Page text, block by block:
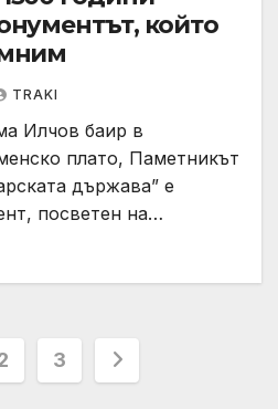
който
TRAKI
Илчов баир в
плато, Паметникът
държава” е
посветен на…
3